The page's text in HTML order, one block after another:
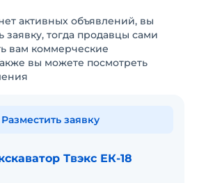
активных объявлений, вы
заявку, тогда продавцы сами
вам коммерческие
вы можете посмотреть
Твэкс ЕК-18
Разместить заявку